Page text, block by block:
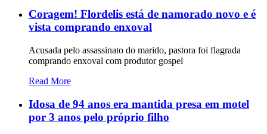
Coragem! Flordelis está de namorado novo e é
vista comprando enxoval
Acusada pelo assassinato do marido, pastora foi flagrada
comprando enxoval com produtor gospel
Read More
Idosa de 94 anos era mantida presa em motel
por 3 anos pelo próprio filho